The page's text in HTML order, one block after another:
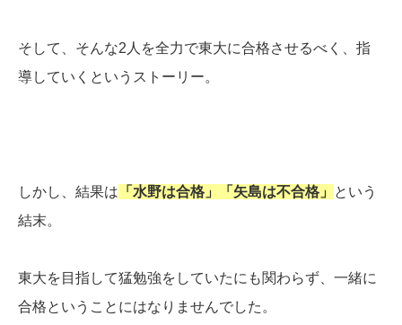
そして、そんな2人を全力で東大に合格させるべく、指
導していくというストーリー。
しかし、結果は 「水野は合格」「矢島は不合格」
という
結末。
東大を目指して猛勉強をしていたにも関わらず、一緒に
合格ということにはなりませんでした。